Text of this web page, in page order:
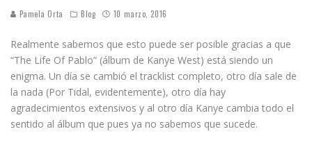
Pamela Orta Blog 10 marzo, 2016
Realmente sabemos que esto puede ser posible gracias a que
“The Life Of Pablo” (álbum de Kanye West) está siendo un
enigma. Un día se cambió el tracklist completo, otro día sale de
la nada (Por Tidal, evidentemente), otro día hay
agradecimientos extensivos y al otro día Kanye cambia todo el
sentido al álbum que pues ya no sabemos que sucede.